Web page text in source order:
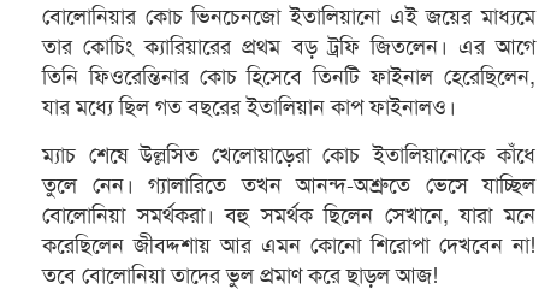
বোলোনিয়ার কোচ ভিনচেনজো ইতালিয়ানো এই জয়ের মাধ্যমে
তার কোচিং ক্যারিয়ারের প্রথম বড় ট্রফি জিতলেন। এর আগে
তিনি ফিওরেন্তিনার কোচ হিসেবে তিনটি ফাইনাল হেরেছিলেন,
যার মধ্যে ছিল গত বছরের ইতালিয়ান কাপ ফাইনালও।
ম্যাচ শেষে উল্লসিত খেলোয়াড়েরা কোচ ইতালিয়ানোকে কাঁধে
তুলে নেন। গ্যালারিতে তখন আনন্দ-অশ্রুতে ভেসে যাচ্ছিল
বোলোনিয়া সমর্থকরা। বহু সমর্থক ছিলেন সেখানে, যারা মনে
করেছিলেন জীবদ্দশায় আর এমন কোনো শিরোপা দেখবেন না!
তবে বোলোনিয়া তাদের ভুল প্রমাণ করে ছাড়ল আজ!